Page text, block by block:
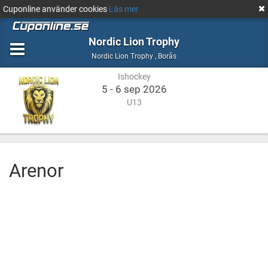
Cuponline använder cookies Läs mer
Nordic Lion Trophy
Nordic Lion Trophy , Ishockey
BoråsBorås
Ishockey
5 - 6 sep 2026
U13
Arenor